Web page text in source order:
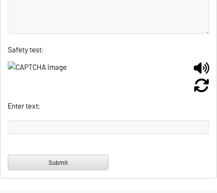
Safety test:
Enter text: